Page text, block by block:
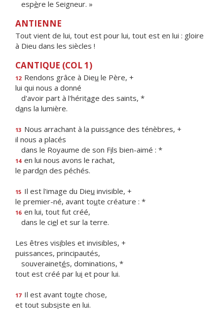
espère le Seigneur. »
ANTIENNE
Tout vient de lui, tout est pour lui, tout est en lui : gloire
à Dieu dans les siècles !
CANTIQUE (COL 1)
12 Rendons grâce à Dieu le Père, +
lui qui nous a donné
d'avoir part à l'héritage des saints, *
dans la lumière.
13 Nous arrachant à la puissance des ténèbres, +
il nous a placés
dans le Royaume de son Fils bien-aimé : *
14 en lui nous avons le rachat,
le pardon des péchés.
15 Il est l'image du Dieu invisible, +
le premier-né, avant toute créature : *
16 en lui, tout fut créé,
dans le ciel et sur la terre.
Les êtres visibles et invisibles, +
puissances, principautés,
souverainetés, dominations, *
tout est créé par lui et pour lui.
17 Il est avant toute chose,
et tout subsiste en lui.